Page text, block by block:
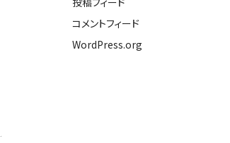
コメントフィード
WordPress.org